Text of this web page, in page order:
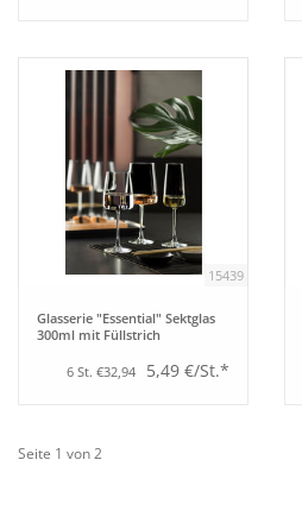
15439
Glasserie "Essential" Sektglas
300ml mit Füllstrich
6 St. €32,94 5,49 €/St.*
Seite 1 von 2